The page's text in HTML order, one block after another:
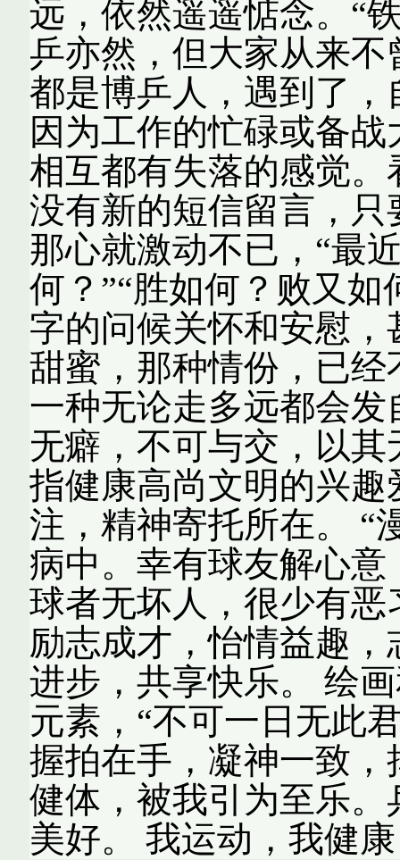
远，依然遥遥惦念。“
乒亦然，但大家从来
都是博乒人，遇到了
因为工作的忙碌或备
相互都有失落的感觉
没有新的短信留言，
那心就激动不已，“最
何？”“胜如何？败又
字的问候关怀和安慰
甜蜜，那种情份，已
一种无论走多远都会
无癖，不可与交，以
指健康高尚文明的兴
注，精神寄托所在。 “
病中。幸有球友解心
球者无坏人，很少有
励志成才，怡情益趣
进步，共享快乐。 绘
元素，“不可一日无此
握拍在手，凝神一致
健体，被我引为至乐
美好。 我运动，我健